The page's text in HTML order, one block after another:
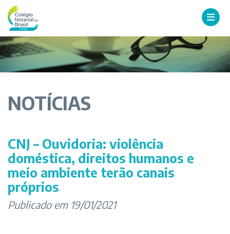
NOTÍCIAS
CNJ – Ouvidoria: violência
doméstica, direitos humanos e
meio ambiente terão canais
próprios
Publicado em 19/01/2021